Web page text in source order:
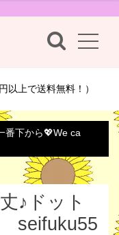
以上で送料無料！）
番下から💖We ca
♪ドット
seifuku55